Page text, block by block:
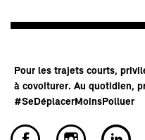
Pour les trajets courts,
à covoiturer. Au quotidien,
#SeDéplacerMoinsPolluer